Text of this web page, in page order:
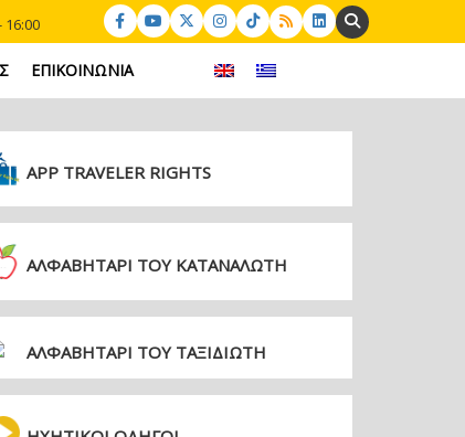
16:00 Search:
ΕΠΙΚΟΙΝΩΝΙΑ
APP TRAVELER RIGHTS
ΑΛΦΑΒΗΤΑΡΙ ΤΟΥ ΚΑΤΑΝΑΛΩΤΗ
ΑΛΦΑΒΗΤΑΡΙ ΤΟΥ ΤΑΞΙΔΙΩΤΗ